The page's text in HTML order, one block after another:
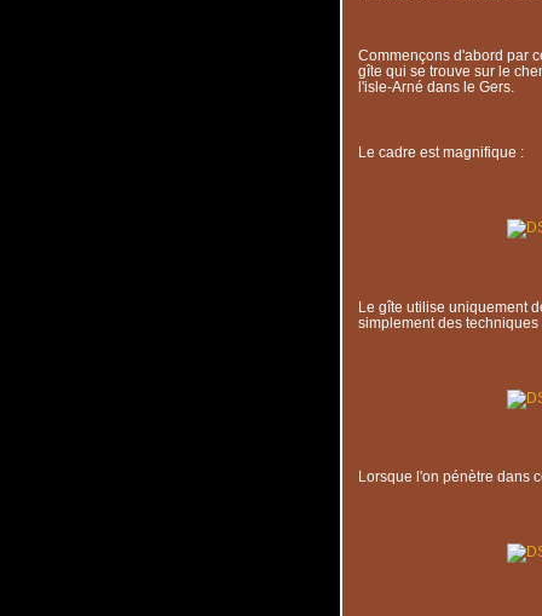
Commençons d'abord par
gîte qui se trouve sur le
l'isle-Arné dans le Gers.
Le cadre est magnifique :
Le gîte utilise uniquement
simplement des
Lorsque l'on pénètre dans